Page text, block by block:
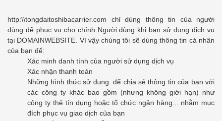
http:\\tongdaitoshibacarrier.com chỉ dùng thông tin của người
dùng để phục vụ cho chính Người dùng khi bạn sử dụng dịch vụ
tại DOMAINWEBSITE. Vì vậy chúng tôi sẽ dùng thông tin cá nhân
của bạn để:
Xác minh danh tính của người sử dụng dịch vụ
Xác nhận thanh toán
Những hình thức sử dụng để chia sẻ thông tin của bạn với
các công ty khác bao gồm (nhưng không giới hạn) như
công ty thẻ tín dụng hoặc tổ chức ngân hàng... nhằm mục
đích phục vụ giao dịch của bạn